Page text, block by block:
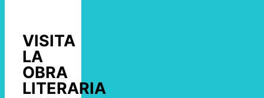
VISITA
LA
OBRA
LITERARIA